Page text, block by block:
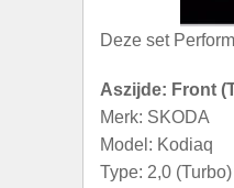
Deze set
Aszijde: Front
Merk: SKODA
Model: Kodiaq
Type: 2,0